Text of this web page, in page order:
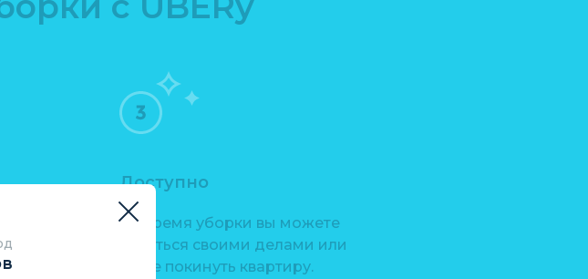
Доступно
Во время уборки вы можете
заняться своими делами или
даже покинуть квартиру.